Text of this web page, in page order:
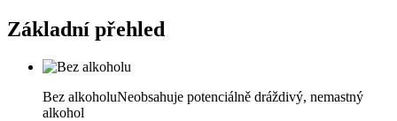
Základní přehled
Bez alkoholuNeobsahuje potenciálně dráždivý, nemastný
alkohol